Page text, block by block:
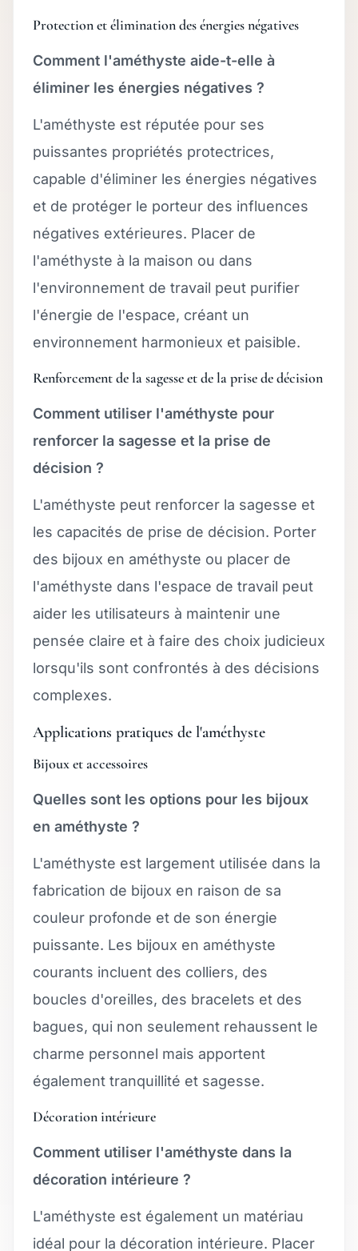
Protection et élimination des énergies négatives
Comment l'améthyste aide-t-elle à
éliminer les énergies négatives ?
L'améthyste est réputée pour ses
puissantes propriétés protectrices,
capable d'éliminer les énergies négatives
et de protéger le porteur des influences
négatives extérieures. Placer de
l'améthyste à la maison ou dans
l'environnement de travail peut purifier
l'énergie de l'espace, créant un
environnement harmonieux et paisible.
Renforcement de la sagesse et de la prise de décision
Comment utiliser l'améthyste pour
renforcer la sagesse et la prise de
décision ?
L'améthyste peut renforcer la sagesse et
les capacités de prise de décision. Porter
des bijoux en améthyste ou placer de
l'améthyste dans l'espace de travail peut
aider les utilisateurs à maintenir une
pensée claire et à faire des choix judicieux
lorsqu'ils sont confrontés à des décisions
complexes.
Applications pratiques de l'améthyste
Bijoux et accessoires
Quelles sont les options pour les bijoux
en améthyste ?
L'améthyste est largement utilisée dans la
fabrication de bijoux en raison de sa
couleur profonde et de son énergie
puissante. Les bijoux en améthyste
courants incluent des colliers, des
boucles d'oreilles, des bracelets et des
bagues, qui non seulement rehaussent le
charme personnel mais apportent
également tranquillité et sagesse.
Décoration intérieure
Comment utiliser l'améthyste dans la
décoration intérieure ?
L'améthyste est également un matériau
idéal pour la décoration intérieure. Placer